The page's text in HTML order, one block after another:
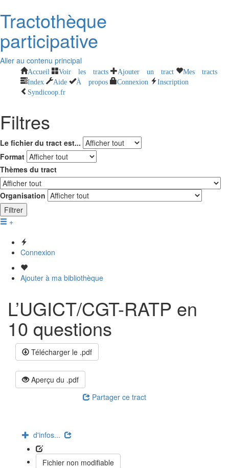
Tractothèque
participative
Aller au contenu principal
Accueil Voir les tracts Ajouter un tract
Mes tracts
Index
Aide À propos Connexion
Inscription
Syndicoop.fr
Filtres
Le fichier du tract est...
Format
Thèmes du tract
Organisation
Filtrer
+
Connexion
Ajouter à ma bibliothèque
L’UGICT/CGT-RATP en
10 questions
Télécharger le .pdf
Aperçu du .pdf
Partager ce tract
d'infos...
Fichier non modifiable